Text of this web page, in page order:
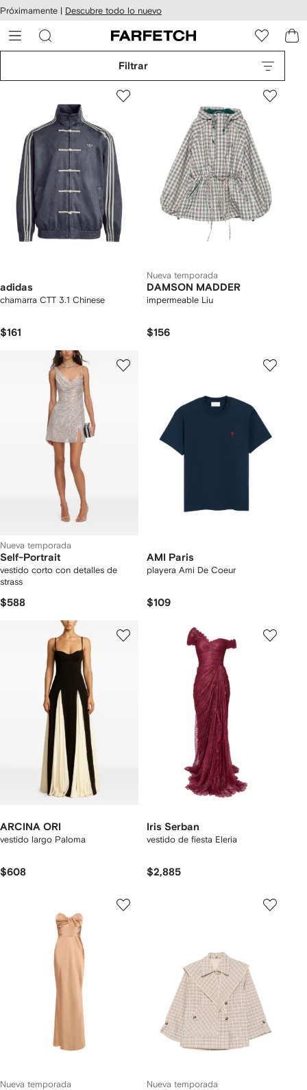
al
Próximamente | Descubre todo lo nuevo
Filtrar
adidas
chamarra CTT 3.1 Chinese
$161
Nueva temporada
DAMSON MADDER
impermeable Liu
$156
Nueva temporada
Self-Portrait
vestido corto con detalles de
strass
$588
AMI Paris
playera Ami De Coeur
$109
ARCINA ORI
vestido largo Paloma
$608
Iris Serban
vestido de fiesta Eleria
$2,885
Nueva temporada Nueva temporada